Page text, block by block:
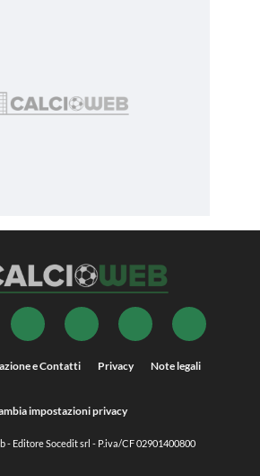
e Contatti Privacy Note legali
impostazioni privacy
- Editore Socedit srl - P.iva/CF 02901400800